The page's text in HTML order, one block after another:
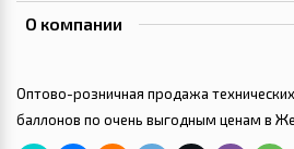
О компании
Оптово-розничная продажа
баллонов по очень выгодным ценам в